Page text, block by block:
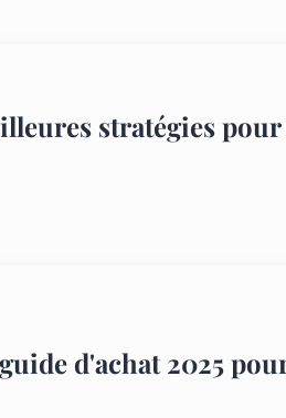
stratégies
d'achat 2025